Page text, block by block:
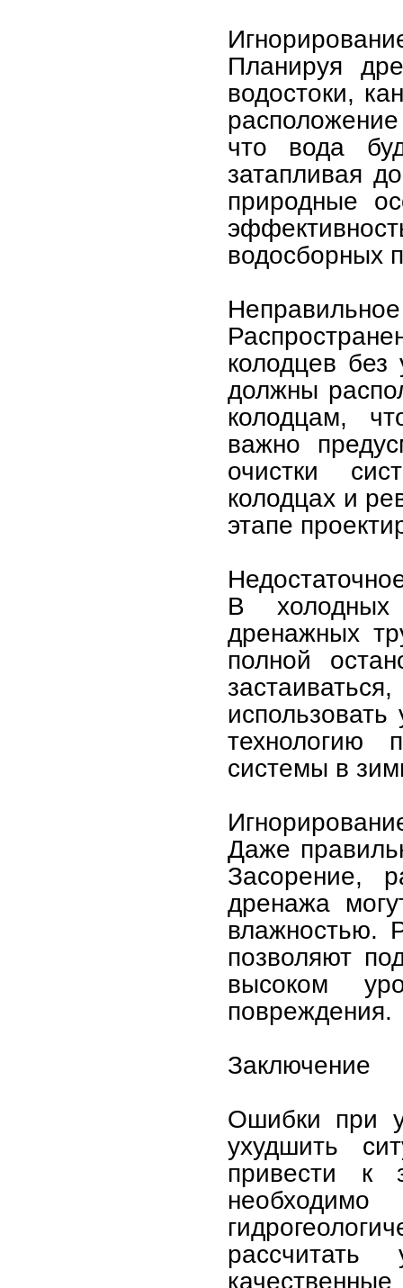
Планируя
водостоки,
что вода
затапливая
природные
водосборных
колодцев
должны
колодцам,
важно
очистки
колодцах и
этапе
В холодных
дренажных
полной
технологию
системы в
Даже
Засорение,
дренажа
влажностью.
позволяют
высоком
повреждения.
Заключение
Ошибки при
ухудшить
привести к
необходимо